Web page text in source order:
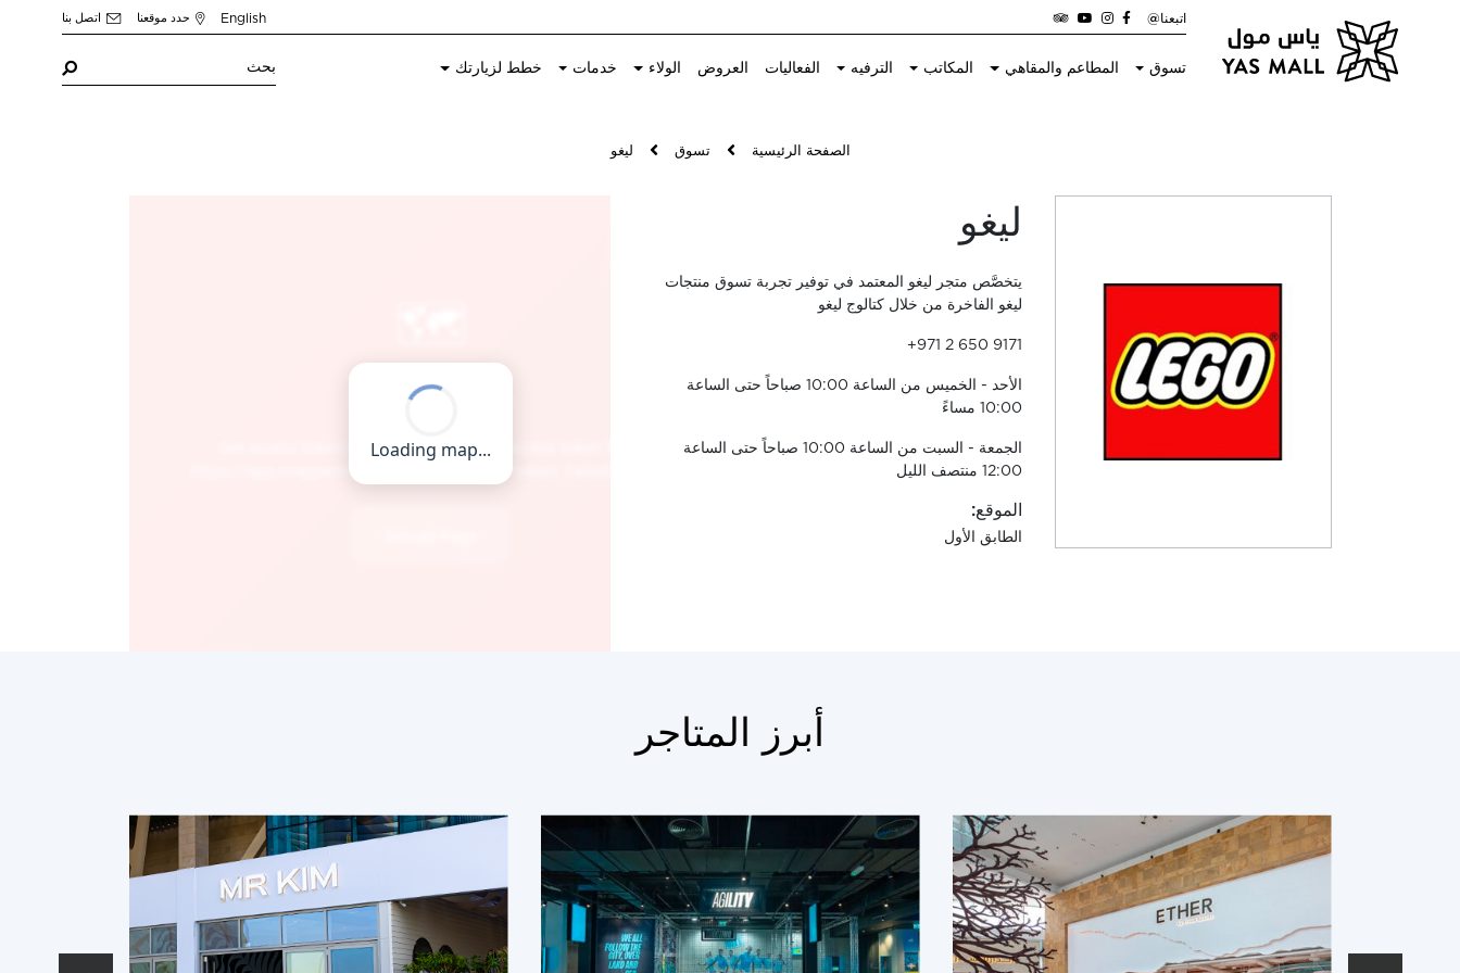
اتبعنا@ English حدد موقعنا اتصل بنا
تسوق المطاعم والمقاهي المكاتب الترفيه الفعاليات العروض الولاء خدمات خطط لزيارتك
الصفحة الرئيسية تسوق ليغو
ليغو
يتخصَّص متجر ليغو المعتمد في توفير تجربة تسوق منتجات
ليغو الفاخرة من خلال كتالوج ليغو
+971 2 650 9171
الأحد - الخميس من الساعة 10:00 صباحاً حتى الساعة
10:00 مساءً
الجمعة - السبت من الساعة 10:00 صباحاً حتى الساعة
12:00 منتصف الليل
الموقع:
الطابق الأول
أبرز المتاجر